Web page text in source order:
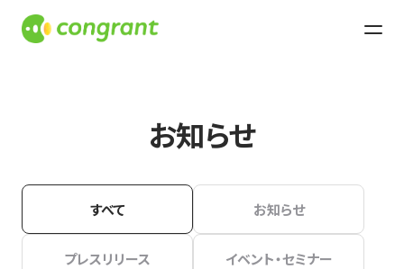
お知らせ
すべて お知らせ
プレスリリース イベント・セミナー